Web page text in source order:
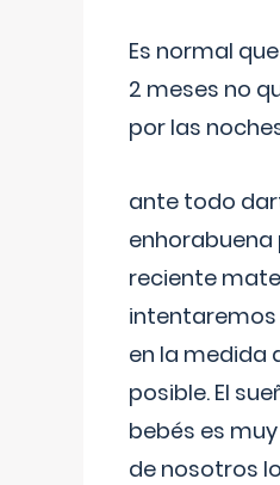
Es normal
2 meses no
por las
ante todo
enhorabuena
reciente
en la medida
posible. El
bebés es
de nosotros